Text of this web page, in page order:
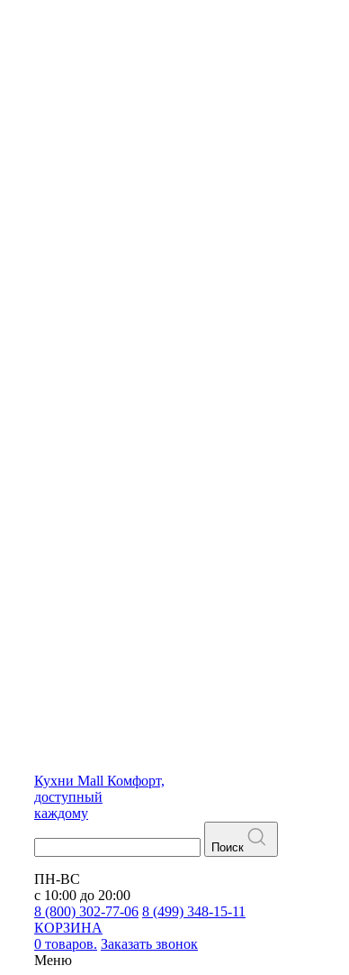
Кухни Mall Комфорт,
доступный
каждому
Поиск
ПН-ВС
с 10:00 до 20:00
8 (800) 302-77-06 8 (499) 348-15-11
КОРЗИНА
0 товаров. Заказать звонок
Меню